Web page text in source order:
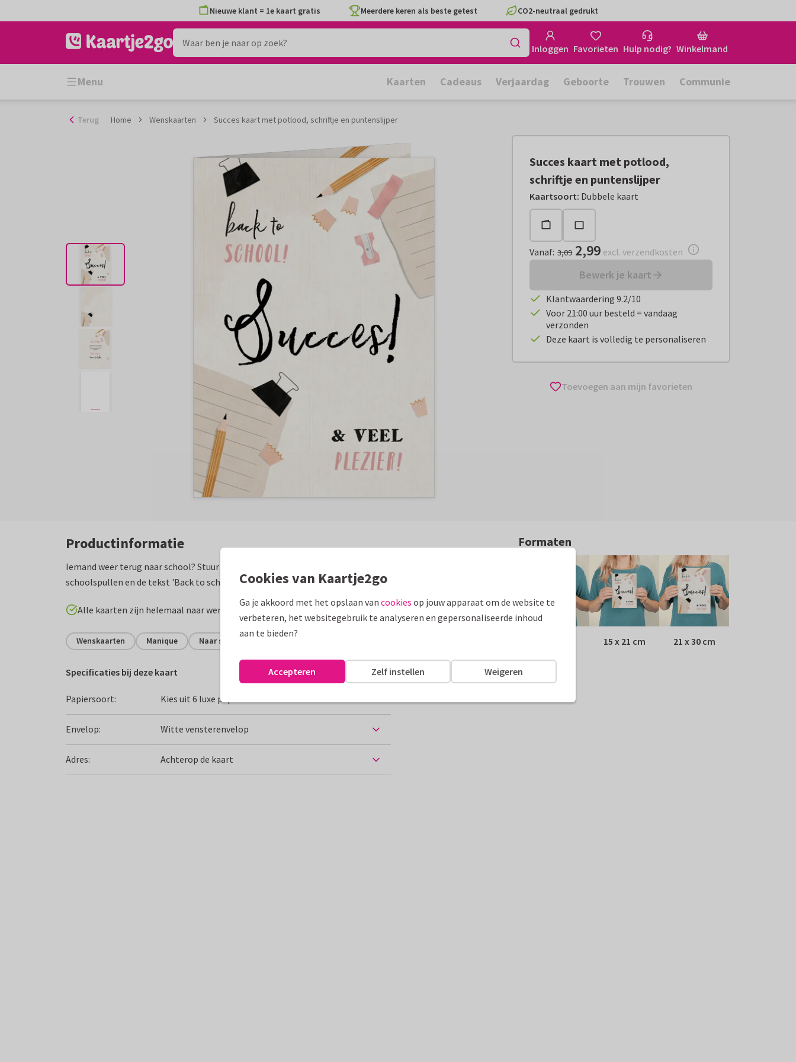
naar
Nieuwe klant = 1e kaart gratis Meerdere keren als beste getest CO2-neutraal gedrukt
Inloggen Favorieten Hulp nodig? Winkelmand
Menu Kaarten Cadeaus Verjaardag Geboorte Trouwen Communie
Terug Home Wenskaarten Succes kaart met potlood, schriftje en puntenslijper
Succes kaart met potlood,
schriftje en puntenslijper
Kaartsoort: Dubbele kaart
Vanaf:€ 2,99 excl. verzendkosten
Vanaf: 3,09 2,99 excl. verzendkosten
Bewerk je kaart
Klantwaardering 9.2/10
Voor 21:00 uur besteld = vandaag
verzonden
Deze kaart is volledig te personaliseren
Toevoegen aan mijn favorieten
Productinformatie
Iemand weer terug naar school? Stuur dan dit leuke succes kaartje met roze
schoolspullen en de tekst 'Back to school! Veel succes en plezier!
Alle kaarten zijn helemaal naar wens aan te passen
Wenskaarten Manique Naar school
Specificaties bij deze kaart
Papiersoort: Kies uit 6 luxe papiersoorten
Envelop: Witte vensterenvelop
Adres: Achterop de kaart
Formaten
15 x 21 cm 21 x 30 cm
Cookies van Kaartje2go
Ga je akkoord met het opslaan van cookies op jouw apparaat om de website te
verbeteren, het websitegebruik te analyseren en gepersonaliseerde inhoud
aan te bieden?
Weigeren
Zelf instellen
Accepteren